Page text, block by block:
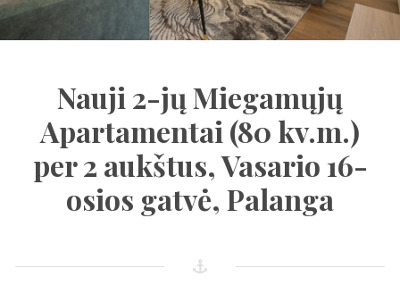
Nauji 2-jų Miegamųjų
Apartamentai (80 kv.m.)
per 2 aukštus, Vasario 16-
osios gatvė, Palanga